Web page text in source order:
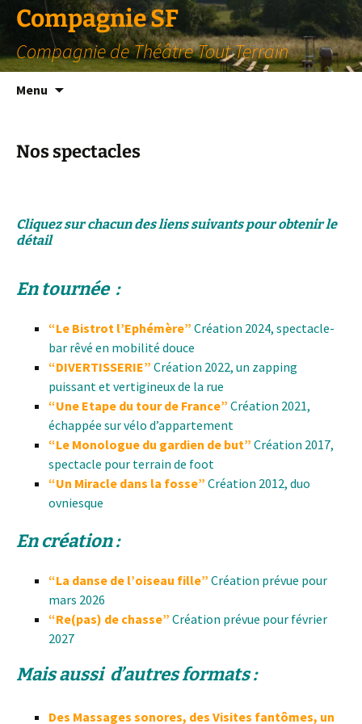
Compagnie SF
Compagnie de Théâtre Tout Terrain
Menu
Nos spectacles
Cliquez sur chacun des liens suivants pour obtenir le
détail
En tournée :
“Le Bistrot l’Ephémère” Création 2024, spectacle-
bar rêvé en mobilité douce
“DIVERTISSERIE” Création 2022, un zapping
puissant et vertigineux de la rue
“Une Etape du tour de France” Création 2021,
échappée sur vélo d’appartement
“Le Monologue du gardien de but” Création 2017,
spectacle pour terrain de foot
“Un Miracle dans la fosse” Création 2012, duo
ovniesque
En création :
“La danse de l’oiseau fille” Création prévue pour
mars 2026
“Re(pas) de chasse” Création prévue pour février
2027
Mais aussi d’autres formats :
Des Massages sonores, des Visites fantômes, un